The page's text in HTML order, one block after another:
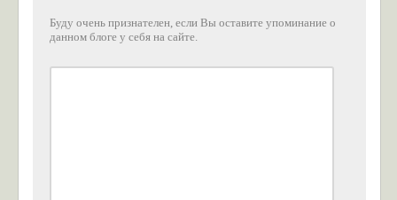
Буду очень признателен, если Вы оставите упоминание о
данном блоге у себя на сайте.